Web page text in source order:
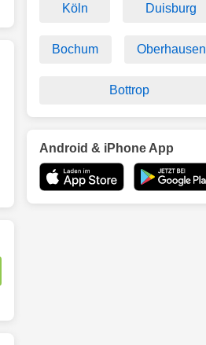
Köln Duisburg
Bochum Oberhausen
Bottrop
Android & iPhone App